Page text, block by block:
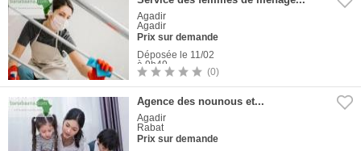
Déposée le 11/02
à 9h49
Agadir
Agadir
Prix sur demande
(0)
Agence des nounous et...
Agadir
Rabat
Prix sur demande